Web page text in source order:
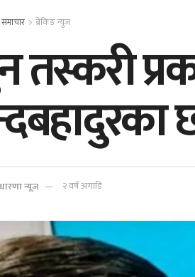
समाचार ब्रेकिङ न्युज
धारणा न्यूज २ वर्ष अगाडि